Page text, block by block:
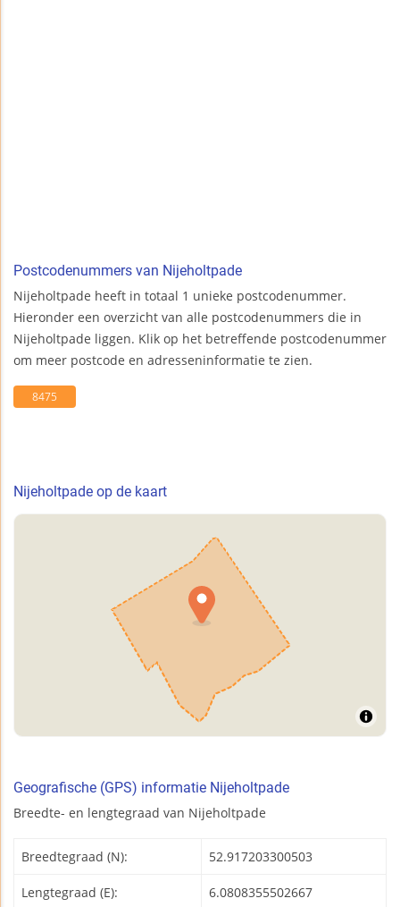
Postcodenummers van Nijeholtpade
Nijeholtpade heeft in totaal 1 unieke postcodenummer.
Hieronder een overzicht van alle postcodenummers die in
Nijeholtpade liggen. Klik op het betreffende postcodenummer
om meer postcode en adresseninformatie te zien.
8475
Nijeholtpade op de kaart
Geografische (GPS) informatie Nijeholtpade
Breedte- en lengtegraad van Nijeholtpade
Breedtegraad (N): 52.917203300503
Lengtegraad (E): 6.0808355502667